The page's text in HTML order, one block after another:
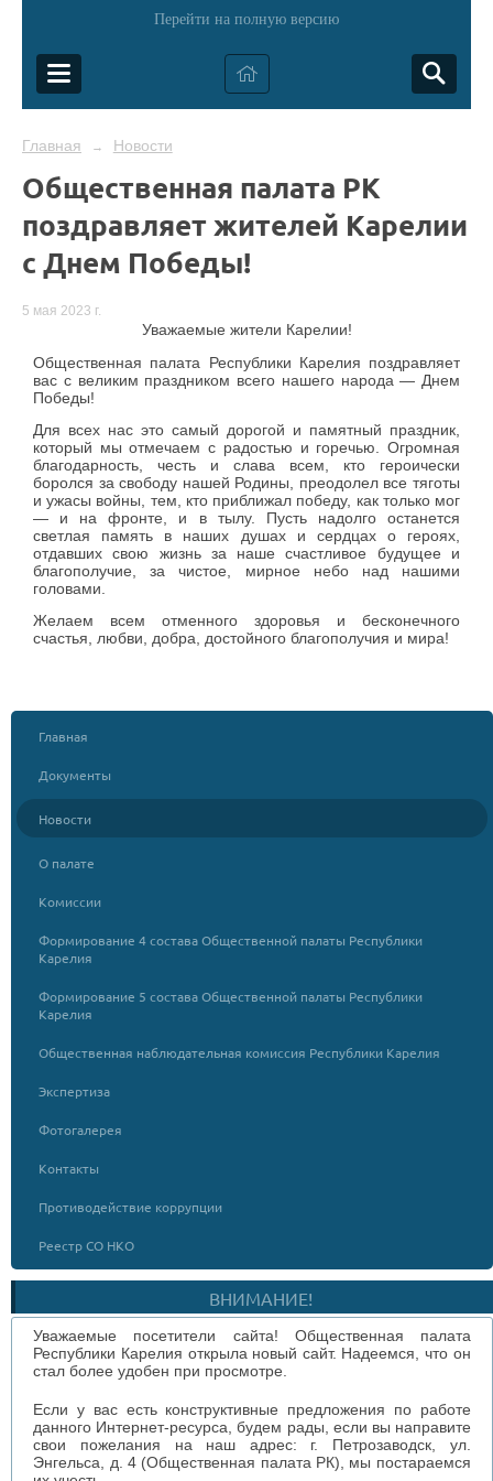
Перейти на полную версию
Главная → Новости
Общественная палата РК
поздравляет жителей Карелии
с Днем Победы!
5 мая 2023 г.
Уважаемые жители Карелии!
Общественная палата Республики Карелия поздравляет
вас с великим праздником всего нашего народа — Днем
Победы!
Для всех нас это самый дорогой и памятный праздник,
который мы отмечаем с радостью и горечью. Огромная
благодарность, честь и слава всем, кто героически
боролся за свободу нашей Родины, преодолел все тяготы
и ужасы войны, тем, кто приближал победу, как только мог
— и на фронте, и в тылу. Пусть надолго останется
светлая память в наших душах и сердцах о героях,
отдавших свою жизнь за наше счастливое будущее и
благополучие, за чистое, мирное небо над нашими
головами.
Желаем всем отменного здоровья и бесконечного
счастья, любви, добра, достойного благополучия и мира!
Главная
Документы
Новости
О палате
Комиссии
Формирование 4 состава Общественной палаты Республики
Карелия
Формирование 5 состава Общественной палаты Республики
Карелия
Общественная наблюдательная комиссия Республики Карелия
Экспертиза
Фотогалерея
Контакты
Противодействие коррупции
Реестр СО НКО
ВНИМАНИЕ!
Уважаемые посетители сайта! Общественная палата
Республики Карелия открыла новый сайт. Надеемся, что он
стал более удобен при просмотре.
Если у вас есть конструктивные предложения по работе
данного Интернет-ресурса, будем рады, если вы направите
свои пожелания на наш адрес: г. Петрозаводск, ул.
Энгельса, д. 4 (Общественная палата РК), мы постараемся